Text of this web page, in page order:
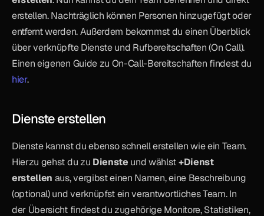
erstellen. Nachträglich können Personen hinzugefügt oder
entfernt werden. Außerdem bekommst du einen Überblick
über verknüpfte Dienste und Rufbereitschaften (On Call).
hier.
Dienste erstellen
Dienste kannst du ebenso schnell erstellen wie ein Team.
Hierzu gehst du zu Dienste und wählst +Dienst
erstellen aus, vergibst einen Namen, eine Beschreibung
(optional) und verknüpfst ein verantwortliches Team. In
der Übersicht findest du zugehörige Monitore, Statistiken,